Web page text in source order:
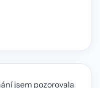
jsem pozorovala